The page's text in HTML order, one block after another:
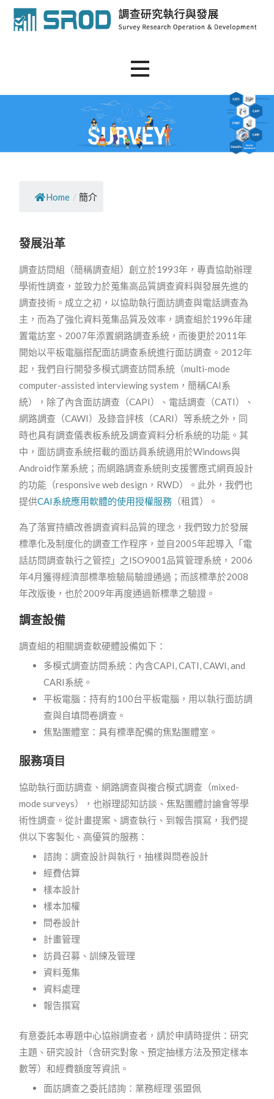
Home / 簡介
發展沿革
調查訪問組（簡稱調查組）創立於1993年，專責協助辦理
學術性調查，並致力於蒐集高品質調查資料與發展先進的
調查技術。成立之初，以協助執行面訪調查與電話調查為
主，而為了強化資料蒐集品質及效率，調查組於1996年建
置電訪室、2007年添置網路調查系統，而後更於2011年
開始以平板電腦搭配面訪調查系統進行面訪調查。2012年
起，我們自行開發多模式調查訪問系統（multi-mode
computer-assisted interviewing system，簡稱CAI系
統），除了內含面訪調查（CAPI）、電話調查（CATI）、
網路調查（CAWI）及錄音評核（CARI）等系統之外，同
時也具有調查儀表板系統及調查資料分析系統的功能。其
中，面訪調查系統搭載的面訪員系統適用於Windows與
Android作業系統；而網路調查系統則支援響應式網頁設計
的功能（responsive web design，RWD）。此外，我們也
提供CAI系統應用軟體的使用授權服務 （租賃）。
為了落實持續改善調查資料品質的理念，我們致力於發展
標準化及制度化的調查工作程序，並自2005年起導入「電
話訪問調查執行之管控」之ISO9001品質管理系統，2006
年4月獲得經濟部標準檢驗局驗證通過；而該標準於2008
年改版後，也於2009年再度通過新標準之驗證。
調查設備
調查組的相關調查軟硬體設備如下：
多模式調查訪問系統：內含CAPI, CATI, CAWI, and
CARI系統。
平板電腦：持有約100台平板電腦，用以執行面訪調
查與自填問卷調查。
焦點團體室：具有標準配備的焦點團體室。
服務項目
協助執行面訪調查、網路調查與複合模式調查（mixed-
mode surveys），也辦理認知訪談、焦點團體討論會等學
術性調查。從計畫提案、調查執行、到報告撰寫，我們提
供以下客製化、高優質的服務：
諮詢：調查設計與執行，抽樣與問卷設計
經費估算
樣本設計
樣本加權
問卷設計
計畫管理
訪員召募、訓練及管理
資料蒐集
資料處理
報告撰寫
有意委託本專題中心協辦調查者，請於申請時提供：研究
主題、研究設計（含研究對象、預定抽樣方法及預定樣本
數等）和經費額度等資訊。
面訪調查之委託諮詢：業務經理 張盟佩